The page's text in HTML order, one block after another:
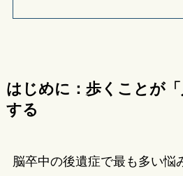
はじめに：歩くことが
する
脳卒中の後遺症で最も多い悩